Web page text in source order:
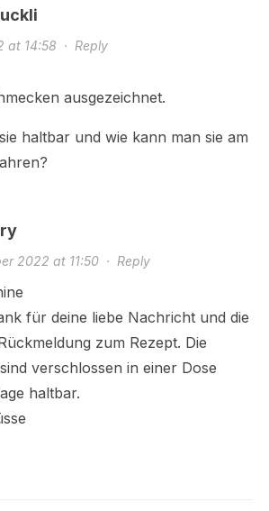
at 14:58 · Reply
ausgezeichnet.
haltbar und wie kann man sie am
2022 at 11:50· Reply
für deine liebe Nachricht und die
zum Rezept. Die
verschlossen in einer Dose
haltbar.